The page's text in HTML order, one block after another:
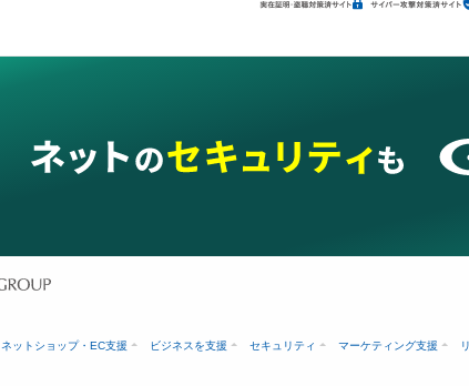
ネットショップ・EC支援 ビジネスを支援 セキュリティ マーケティング支援